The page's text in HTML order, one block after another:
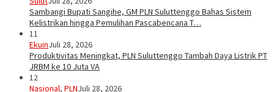
Sambangi Bupati Sangihe, GM PLN Suluttenggo Bahas Sistem
Kelistrikan hingga Pemulihan Pascabencana T…
11
EkuinJuli 28, 2026
Produktivitas Meningkat, PLN Suluttenggo Tambah Daya Listrik PT
JRBM ke 10 Juta VA
12
Nasional, PLNJuli 28, 2026